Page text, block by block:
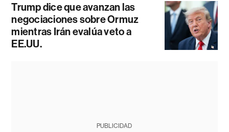
Trump dice que avanzan las
negociaciones sobre Ormuz
mientras Irán evalúa veto a
EE.UU.
PUBLICIDAD